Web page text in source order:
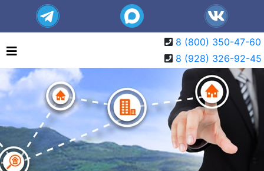
8 (800) 350-47-60
8 (928) 326-92-45